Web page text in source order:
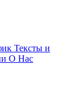
Тексты и
О Нас